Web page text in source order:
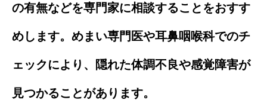
の有無などを専門家に相談することをおすす
めします。めまい専門医や耳鼻咽喉科でのチ
ェックにより、隠れた体調不良や感覚障害が
見つかることがあります。